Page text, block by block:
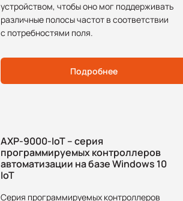
устройством, чтобы оно мог поддерживать
различные полосы частот в соответствии
с потребностями поля.
Подробнее
AXP-9000-IoT – серия
программируемых контроллеров
автоматизации на базе Windows 10
IoT
Серия программируемых контроллеров